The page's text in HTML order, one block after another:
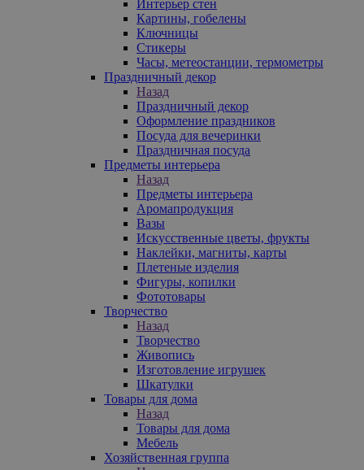
Интерьер стен
Картины, гобелены
Ключницы
Стикеры
Часы, метеостанции, термометры
Праздничный декор
Назад
Праздничный декор
Оформление праздников
Посуда для вечеринки
Праздничная посуда
Предметы интерьера
Назад
Предметы интерьера
Аромапродукция
Вазы
Искусственные цветы, фрукты
Наклейки, магниты, карты
Плетеные изделия
Фигуры, копилки
Фототовары
Творчество
Назад
Творчество
Живопись
Изготовление игрушек
Шкатулки
Товары для дома
Назад
Товары для дома
Мебель
Хозяйственная группа